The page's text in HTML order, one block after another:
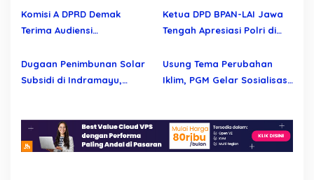
s
Pelanggaran Aturan
Wartawan Profesional
Semakin Kuat
Komisi A DPRD Demak
Terima Audiensi
Seleksi Perangkat Desa
Werdoyo dan Mijen
Ketua DPD BPAN-LAI Jawa
Tengah Apresiasi Polri di
Dugaan Penimbunan Solar
Subsidi di Indramayu,
Usung Tema Perubahan
Iklim, PGM Gelar Sosialisasi